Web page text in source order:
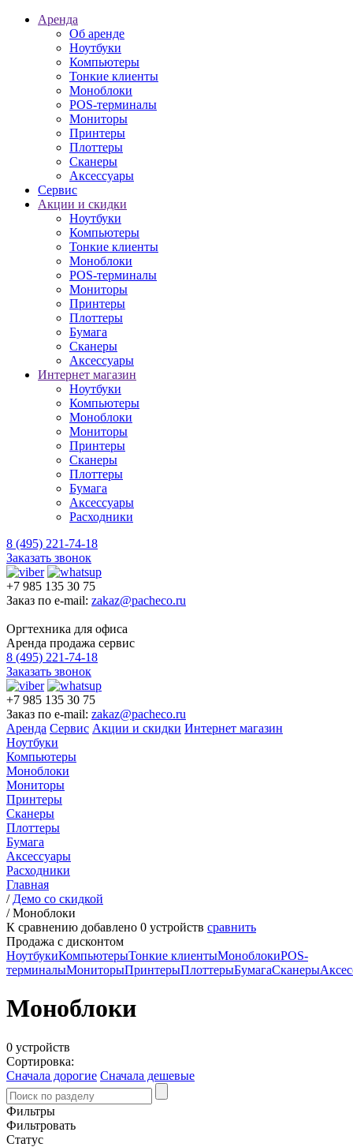
Аренда
Об аренде
Ноутбуки
Компьютеры
Тонкие клиенты
Моноблоки
POS-терминалы
Мониторы
Принтеры
Плоттеры
Сканеры
Аксессуары
Сервис
Акции и скидки
Ноутбуки
Компьютеры
Тонкие клиенты
Моноблоки
POS-терминалы
Мониторы
Принтеры
Плоттеры
Бумага
Сканеры
Аксессуары
Интернет магазин
Ноутбуки
Компьютеры
Моноблоки
Мониторы
Принтеры
Сканеры
Плоттеры
Бумага
Аксессуары
Расходники
8 (495) 221-74-18
Заказать звонок
+7 985 135 30 75
Заказ по e-mail: zakaz@pacheco.ru
Оргтехника для офиса
Аренда продажа сервис
8 (495) 221-74-18
Заказать звонок
+7 985 135 30 75
Заказ по e-mail: zakaz@pacheco.ru
Аренда Сервис Акции и скидки Интернет магазин
Ноутбуки
Компьютеры
Моноблоки
Мониторы
Принтеры
Сканеры
Плоттеры
Бумага
Аксессуары
Расходники
Главная
/ Демо со скидкой
/Моноблоки
К сравнению добавлено 0 устройств сравнить
Продажа с дисконтом
НоутбукиКомпьютерыТонкие клиентыМоноблокиPOS-
терминалыМониторыПринтерыПлоттерыБумагаСканеры
Моноблоки
0 устройств
Сортировка:
Сначала дорогие Сначала дешевые
Фильтры
Фильтровать
Статус